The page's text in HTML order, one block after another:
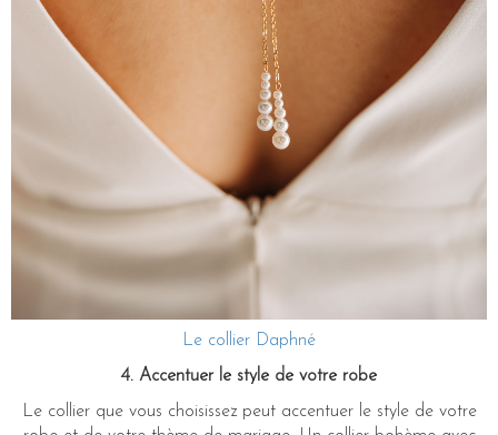
Le collier Daphné
4. Accentuer le style de votre robe
Le collier que vous choisissez peut accentuer le style de votre